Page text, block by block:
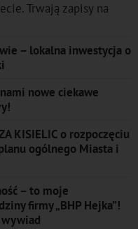
Trwają zapisy na
– lokalna inwestycja o
nami nowe ciekawe
KISIELIC o rozpoczęciu
ogólnego Miasta i
– to moje
firmy „BHP Hejka”!